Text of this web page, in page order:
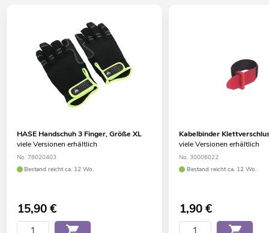
HASE Handschuh 3 Finger, Größe XL
viele Versionen erhältlich
No. 78020403
Bestand reicht ca. 12 Wo.
15,90€
Kabelbinder
viele Versionen erhältlich
No. 30006022
Bestand reicht ca. 12 Wo.
1,90€